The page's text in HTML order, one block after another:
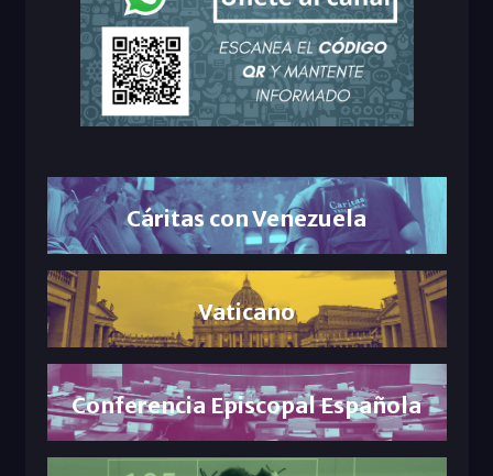
Cáritas con Venezuela
Vaticano
Conferencia Episcopal Española